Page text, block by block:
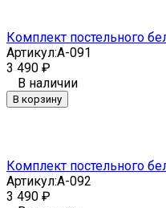
Комплект постельного
Артикул:A-091
3 490 ₽
В наличии
В корзину
Комплект постельного
Артикул:A-092
3 490 ₽